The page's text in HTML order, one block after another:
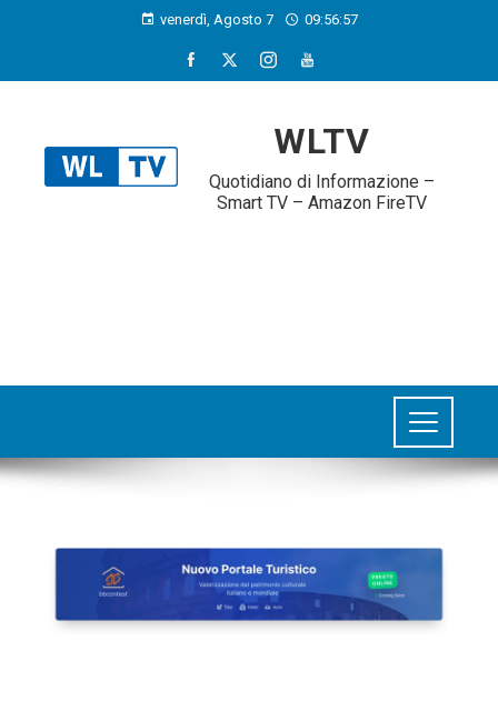
venerdì, Agosto 7 09:56:57
WLTV
Quotidiano di Informazione –
Smart TV – Amazon FireTV